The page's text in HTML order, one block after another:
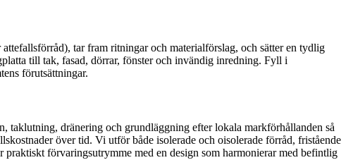
tar fram ritningar och materialförslag, och sätter en tydlig
till tak, fasad, dörrar, fönster och invändig inredning. Fyll i
förutsättningar.
taklutning, dränering och grundläggning efter lokala markförhållanden så
över tid. Vi utför både isolerade och oisolerade förråd, fristående
förvaringsutrymme med en design som harmonierar med befintlig